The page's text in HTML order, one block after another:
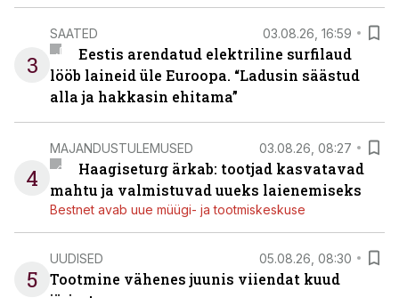
3
SAATED 03.08.26, 16:59
Eestis arendatud elektriline surfilaud
lööb laineid üle Euroopa. “Ladusin säästud
alla ja hakkasin ehitama”
4
MAJANDUSTULEMUSED 03.08.26, 08:27
Haagiseturg ärkab: tootjad kasvatavad
mahtu ja valmistuvad uueks laienemiseks
Bestnet avab uue müügi- ja tootmiskeskuse
5
UUDISED 05.08.26, 08:30
Tootmine vähenes juunis viiendat kuud